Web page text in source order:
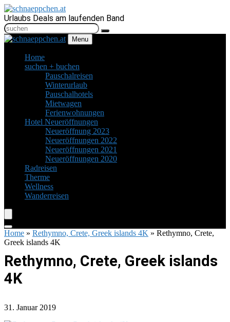
Urlaubs Deals am laufenden Band
Menu
Home
suchen + buchen
Pauschalreisen
Winterurlaub
Pauschalhotels
Mietwagen
Ferienwohnungen
Hotel Neueröffnungen
Neueröffnung 2023
Neueröffnungen 2022
Neueröffnungen 2021
Neueröffnungen 2020
Radreisen
Therme
Wellness
Wanderreisen
Home » Rethymno, Crete, Greek islands 4K » Rethymno, Crete,
Greek islands 4K
Rethymno, Crete, Greek islands
4K
31. Januar 2019